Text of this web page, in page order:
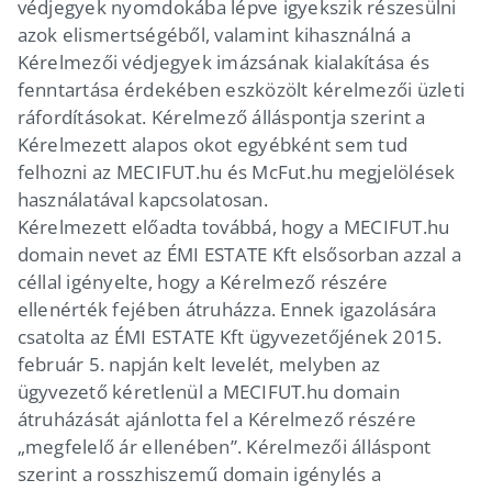
védjegyek nyomdokába lépve igyekszik részesülni
azok elismertségéből, valamint kihasználná a
Kérelmezői védjegyek imázsának kialakítása és
fenntartása érdekében eszközölt kérelmezői üzleti
ráfordításokat. Kérelmező álláspontja szerint a
Kérelmezett alapos okot egyébként sem tud
felhozni az MECIFUT.hu és McFut.hu megjelölések
használatával kapcsolatosan.
Kérelmezett előadta továbbá, hogy a MECIFUT.hu
domain nevet az ÉMI ESTATE Kft elsősorban azzal a
céllal igényelte, hogy a Kérelmező részére
ellenérték fejében átruházza. Ennek igazolására
csatolta az ÉMI ESTATE Kft ügyvezetőjének 2015.
február 5. napján kelt levelét, melyben az
ügyvezető kéretlenül a MECIFUT.hu domain
átruházását ajánlotta fel a Kérelmező részére
„megfelelő ár ellenében”. Kérelmezői álláspont
szerint a rosszhiszemű domain igénylés a